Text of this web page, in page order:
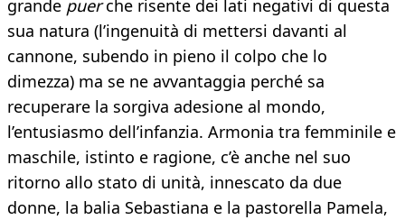
grande puerche risente dei lati negativi di questa
sua natura (l’ingenuità di mettersi davanti al
cannone, subendo in pieno il colpo che lo
dimezza) ma se ne avvantaggia perché sa
recuperare la sorgiva adesione al mondo,
l’entusiasmo dell’infanzia. Armonia tra femminile e
maschile, istinto e ragione, c’è anche nel suo
ritorno allo stato di unità, innescato da due
donne, la balia Sebastiana e la pastorella Pamela,